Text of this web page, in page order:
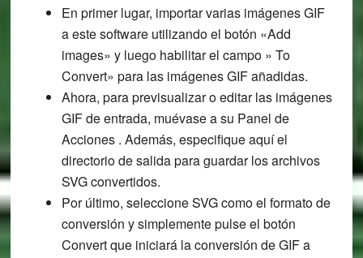
En primer lugar, importar varias imágenes GIF
a este software utilizando el botón «Add
images» y luego habilitar el campo » To
Convert» para las imágenes GIF añadidas.
Ahora, para previsualizar o editar las imágenes
GIF de entrada, muévase a su Panel de
Acciones . Además, especifique aquí el
directorio de salida para guardar los archivos
SVG convertidos.
Por último, seleccione SVG como el formato de
conversión y simplemente pulse el botón
Convert que iniciará la conversión de GIF a